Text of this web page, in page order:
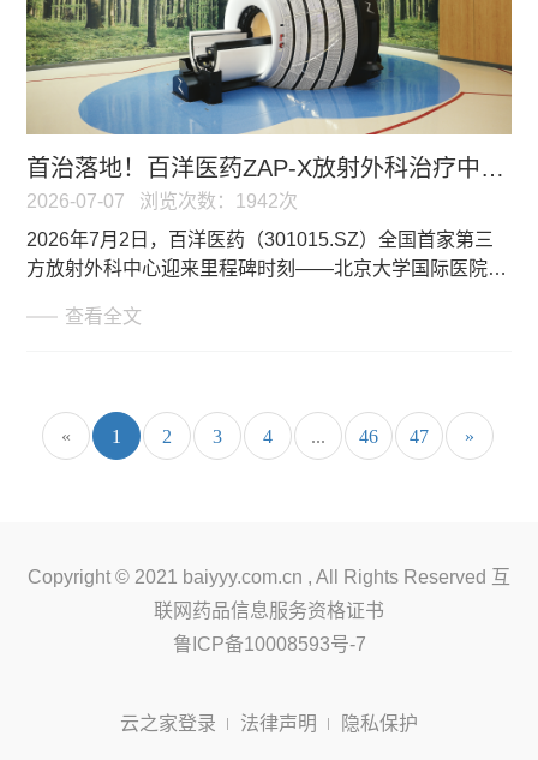
首治落地！百洋医药ZAP-X放射外科治疗中心完成首例临床治疗
2026-07-07 浏览次数：1942次
2026年7月2日，百洋医药（301015.SZ）全国首家第三
方放射外科中心迎来里程碑时刻——北京大学国际医院
患者全程无创完成脑部病灶精准放疗，全程无不适。这标
患者带来更精准安全的创新治疗方案。
查看全文
« 1 2 3 4 ... 46 47 »
Copyright © 2021 baiyyy.com.cn , All Rights Reserved 互
联网药品信息服务资格证书
鲁ICP备10008593号-7
云之家登录 法律声明 隐私保护